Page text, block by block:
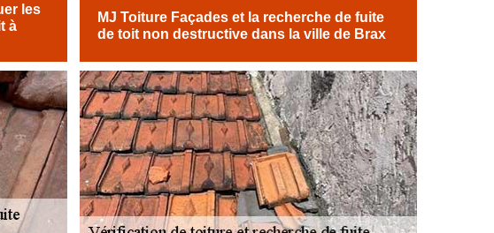
les
à
MJ Toiture Façades et la recherche de fuite
de toit non destructive dans la ville de Brax